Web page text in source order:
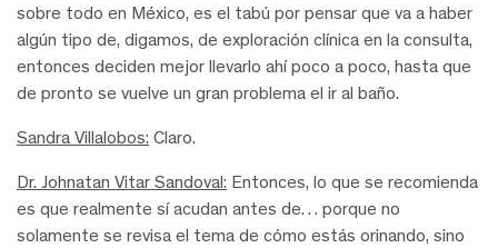
sobre todo en México, es el tabú por pensar que va a haber
algún tipo de, digamos, de exploración clínica en la consulta,
entonces deciden mejor llevarlo ahí poco a poco, hasta que
de pronto se vuelve un gran problema el ir al baño.
Sandra Villalobos: Claro.
Dr. Johnatan Vitar Sandoval: Entonces, lo que se recomienda
es que realmente sí acudan antes de… porque no
solamente se revisa el tema de cómo estás orinando, sino